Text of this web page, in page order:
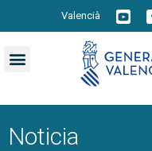
Valencià
Noticia